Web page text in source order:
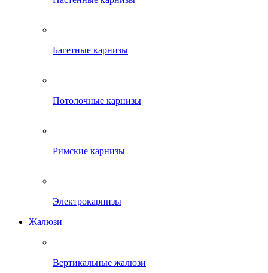
Багетные карнизы
Потолочные карнизы
Римские карнизы
Электрокарнизы
Жалюзи
Вертикальные жалюзи